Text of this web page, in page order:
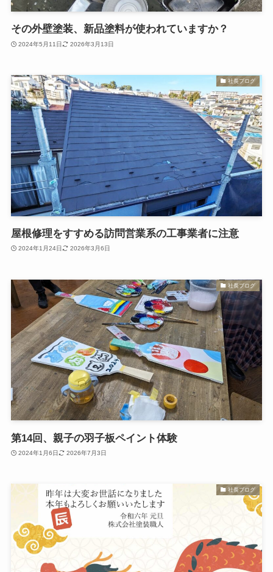
その外壁塗装、新品塗料が使われていますか？
2024年5月11日 2026年3月13日
社長ブログ
屋根修理をすすめる訪問営業系の工事業者に注意
2024年1月24日 2026年3月6日
社長ブログ
第14回、親子の羽子板ペイント体験
2024年1月6日 2026年7月3日
社長ブログ